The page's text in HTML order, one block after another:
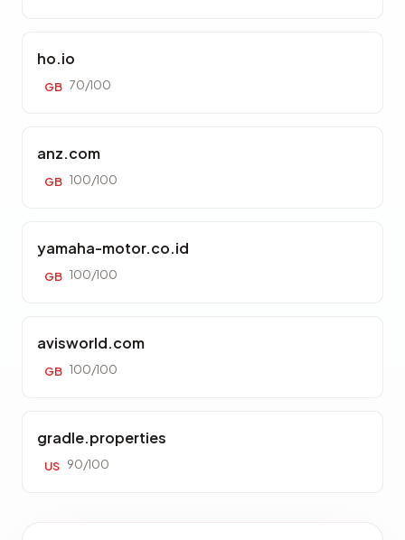
ho.io
GB 70/100
anz.com
GB 100/100
yamaha-motor.co.id
GB 100/100
avisworld.com
GB 100/100
gradle.properties
US 90/100